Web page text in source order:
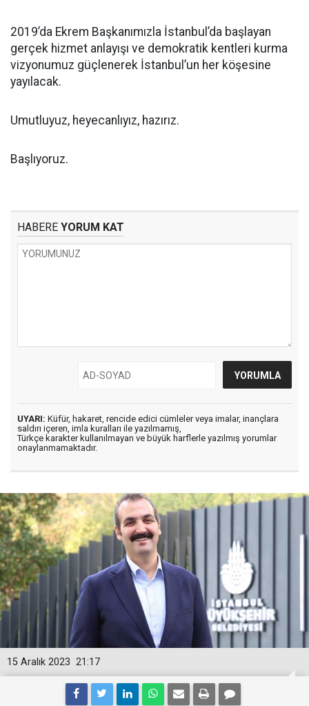
2019’da Ekrem Başkanımızla İstanbul’da başlayan
gerçek hizmet anlayışı ve demokratik kentleri kurma
vizyonumuz güçlenerek İstanbul’un her köşesine
yayılacak.
Umutluyuz, heyecanlıyız, hazırız.
Başlıyoruz.
HABERE YORUM KAT
UYARI: Küfür, hakaret, rencide edici cümleler veya imalar, inançlara
saldırı içeren, imla kuralları ile yazılmamış,
Türkçe karakter kullanılmayan ve büyük harflerle yazılmış yorumlar
onaylanmamaktadır.
21:17
15 Aralık 2023